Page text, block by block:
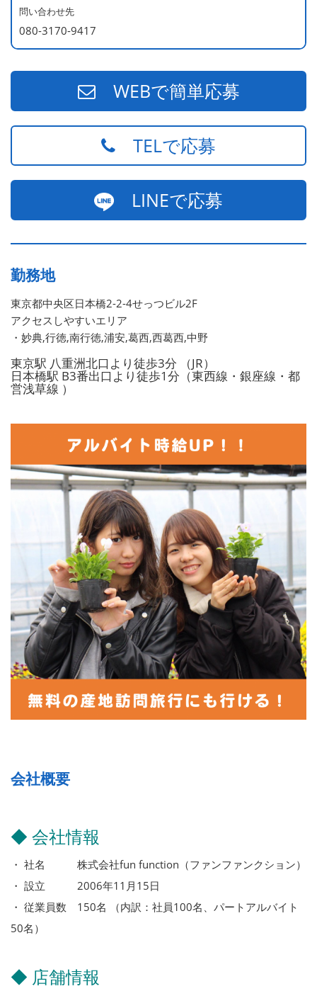
問い合わせ先
080-3170-9417
WEBで簡単応募
TELで応募
LINEで応募
勤務地
東京都中央区日本橋2-2-4せっつビル2F
アクセスしやすいエリア
・妙典,行徳,南行徳,浦安,葛西,西葛西,中野
東京駅 八重洲北口より徒歩3分 （JR）
日本橋駅 B3番出口より徒歩1分（東西線・銀座線・都
営浅草線 ）
会社概要
◆ 会社情報
・ 社名 株式会社fun function（ファンファンクション）
・ 設立 2006年11月15日
・ 従業員数 150名 （内訳：社員100名、パートアルバイト
50名）
◆ 店舗情報